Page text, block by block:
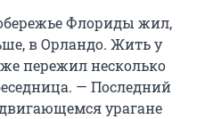
Флориды жил,
в Орландо. Жить у
пережил несколько
— Последний
урагане